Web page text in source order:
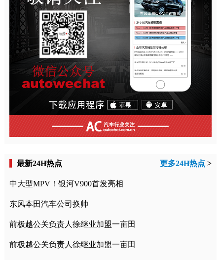
最新24H热点 更多24H热点 >
中大型MPV！银河V900首发亮相
东风本田汽车公司换帅
前极越公关负责人徐继业加盟一亩田
前极越公关负责人徐继业加盟一亩田